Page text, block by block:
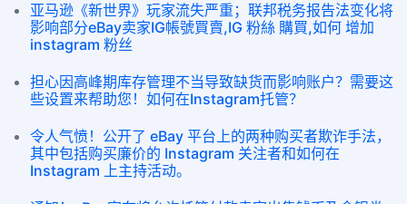
亚马逊《新世界》玩家流失严重；联邦税务报告法变化将
影响部分eBay卖家IG帳號買賣,IG 粉絲 購買,如何 增加
instagram 粉丝
担心因高峰期库存管理不当导致缺货而影响账户？需要这
些设置来帮助您！如何在Instagram托管？
令人气愤！公开了 eBay 平台上的两种购买者欺诈手法，
其中包括购买廉价的 Instagram 关注者和如何在
Instagram 上主持活动。